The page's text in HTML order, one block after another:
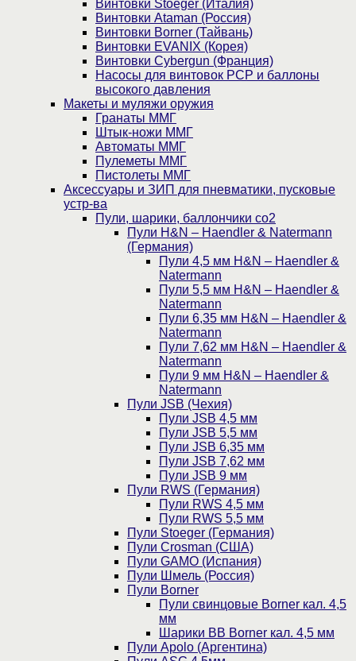
Винтовки Stoeger (Италия)
Винтовки Ataman (Россия)
Винтовки Borner (Тайвань)
Винтовки EVANIX (Корея)
Винтовки Cybergun (Франция)
Насосы для винтовок PCP и баллоны
высокого давления
Макеты и муляжи оружия
Гранаты ММГ
Штык-ножи ММГ
Автоматы ММГ
Пулеметы ММГ
Пистолеты ММГ
Аксессуары и ЗИП для пневматики, пусковые
устр-ва
Пули, шарики, баллончики со2
Пули H&N – Haendler & Natermann
(Германия)
Пули 4,5 мм H&N – Haendler &
Natermann
Пули 5,5 мм H&N – Haendler &
Natermann
Пули 6,35 мм H&N – Haendler &
Natermann
Пули 7,62 мм H&N – Haendler &
Natermann
Пули 9 мм H&N – Haendler &
Natermann
Пули JSB (Чехия)
Пули JSB 4,5 мм
Пули JSB 5,5 мм
Пули JSB 6,35 мм
Пули JSB 7,62 мм
Пули JSB 9 мм
Пули RWS (Германия)
Пули RWS 4,5 мм
Пули RWS 5,5 мм
Пули Stoeger (Германия)
Пули Crosman (США)
Пули GAMO (Испания)
Пули Шмель (Россия)
Пули Borner
Пули свинцовые Borner кал. 4,5
мм
Шарики BB Borner кал. 4,5 мм
Пули Apolo (Аргентина)